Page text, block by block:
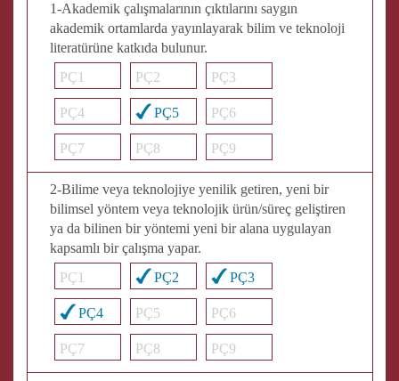
1-Akademik çalışmalarının çıktılarını saygın
akademik ortamlarda yayınlayarak bilim ve teknoloji
literatürüne katkıda bulunur.
PÇ1
PÇ2 PÇ3
PÇ4 PÇ5 PÇ6
PÇ7 PÇ8 PÇ9
2-Bilime veya teknolojiye yenilik getiren, yeni bir
bilimsel yöntem veya teknolojik ürün/süreç geliştiren
ya da bilinen bir yöntemi yeni bir alana uygulayan
kapsamlı bir çalışma yapar.
PÇ1
PÇ2 PÇ3
PÇ4 PÇ5 PÇ6
PÇ7 PÇ8 PÇ9